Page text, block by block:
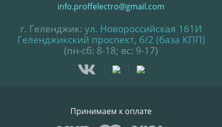
info.proffelectro@gmail.com
г. Геленджик: ул. Новороссийская 161И
Геленджикский проспект, 6/2 (база КПП)
(пн-сб: 8-18; вс: 9-17)
Принимаем к оплате